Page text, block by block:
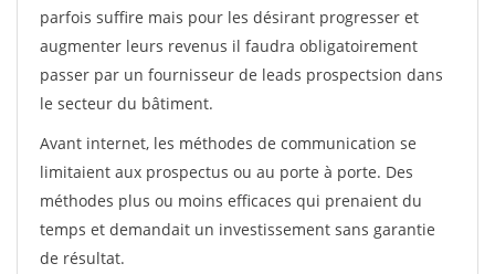
parfois suffire mais pour les désirant progresser et
augmenter leurs revenus il faudra obligatoirement
passer par un fournisseur de leads prospectsion dans
le secteur du bâtiment.
Avant internet, les méthodes de communication se
limitaient aux prospectus ou au porte à porte. Des
méthodes plus ou moins efficaces qui prenaient du
temps et demandait un investissement sans garantie
de résultat.